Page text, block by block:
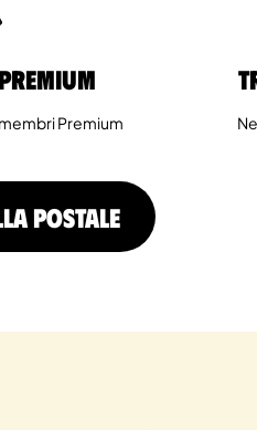
Premium
POSTALE